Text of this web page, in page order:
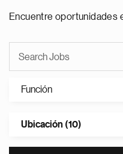
Encuentre oportunidades
Función
Ubicación (10)